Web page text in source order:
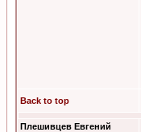
Back to top
Плешивцев Евгений